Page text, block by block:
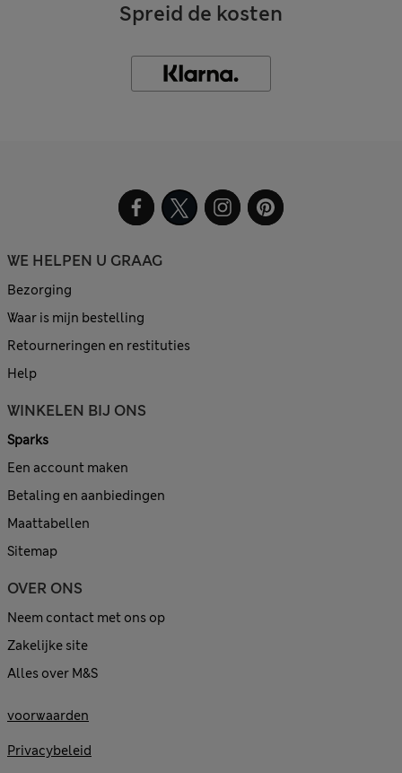
Spreid de kosten
WE HELPEN U GRAAG
Bezorging
Waar is mijn bestelling
Retourneringen en restituties
Help
WINKELEN BIJ ONS
Sparks
Een account maken
Betaling en aanbiedingen
Maattabellen
Sitemap
OVER ONS
Neem contact met ons op
Zakelijke site
Alles over M&S
voorwaarden
Privacybeleid